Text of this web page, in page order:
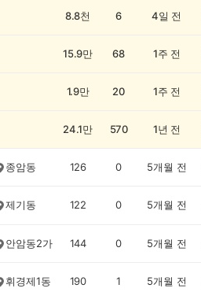
8.8천 6 4일 전
15.9만 68 1주 전
1.9만 20 1주 전
24.1만 570 1년 전
종암동 126 0 5개월 전
제기동 122 0 5개월 전
안암동2가 144 0 5개월 전
휘경제1동 190 1 5개월 전